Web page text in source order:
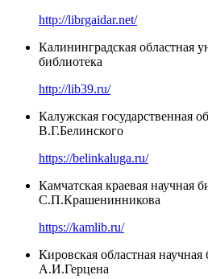
http://librgaidar.net/
Калининградская областная
библиотека
http://lib39.ru/
Калужская государственная
В.Г.Белинского
https://belinkaluga.ru/
Камчатская краевая научная
С.П.Крашенинникова
https://kamlib.ru/
Кировская областная
А.И.Герцена